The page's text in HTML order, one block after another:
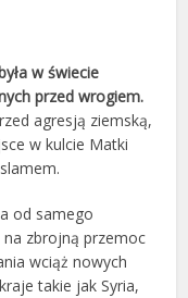
w świecie
przed wrogiem.
agresją ziemską,
w kulcie Matki
od samego
zbrojną przemoc
wciąż nowych
takie jak Syria,